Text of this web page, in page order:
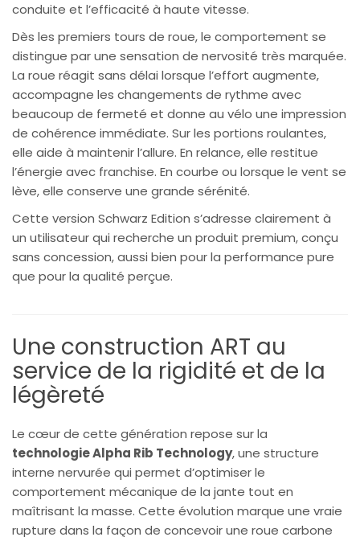
conduite et l’efficacité à haute vitesse.
Dès les premiers tours de roue, le comportement se
distingue par une sensation de nervosité très marquée.
La roue réagit sans délai lorsque l’effort augmente,
accompagne les changements de rythme avec
beaucoup de fermeté et donne au vélo une impression
de cohérence immédiate. Sur les portions roulantes,
elle aide à maintenir l’allure. En relance, elle restitue
l’énergie avec franchise. En courbe ou lorsque le vent se
lève, elle conserve une grande sérénité.
Cette version Schwarz Edition s’adresse clairement à
un utilisateur qui recherche un produit premium, conçu
sans concession, aussi bien pour la performance pure
que pour la qualité perçue.
Une construction ART au
service de la rigidité et de la
légèreté
Le cœur de cette génération repose sur la
technologie Alpha Rib Technology, une structure
interne nervurée qui permet d’optimiser le
comportement mécanique de la jante tout en
maîtrisant la masse. Cette évolution marque une vraie
rupture dans la façon de concevoir une roue carbone